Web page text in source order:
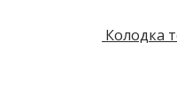
Колодка